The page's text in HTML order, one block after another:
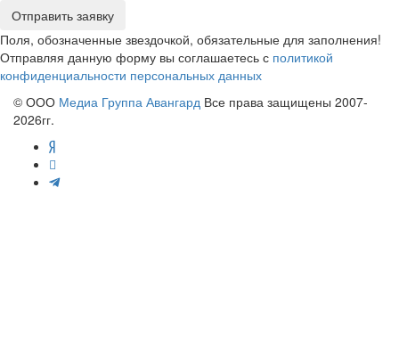
Отправить заявку
Поля, обозначенные звездочкой, обязательные для заполнения!
Отправляя данную форму вы соглашаетесь с политикой
конфиденциальности персональных данных
© ООО Медиа Группа Авангард Все права защищены 2007-
2026гг.